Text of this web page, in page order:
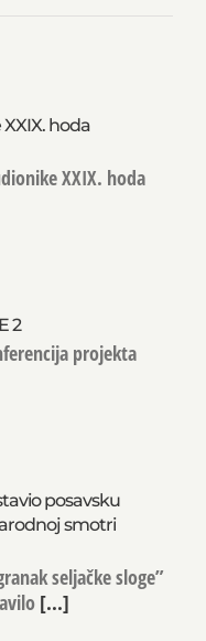
hoda
XXIX. hoda
2
projekta
posavsku
smotri
seljačke sloge”
[...]